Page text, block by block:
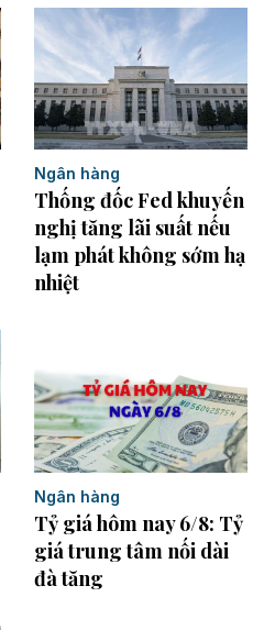
Ngân hàng
Thống đốc Fed khuyến
nghị tăng lãi suất nếu
lạm phát không sớm hạ
nhiệt
Ngân hàng
Tỷ giá hôm nay 6/8: Tỷ
giá trung tâm nối dài
đà tăng